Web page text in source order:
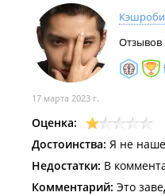
Кэшроби
Отзывов
17 марта 2023 г.
Оценка:
Достоинства: Я не
Недостатки: В
Комментарий: Это